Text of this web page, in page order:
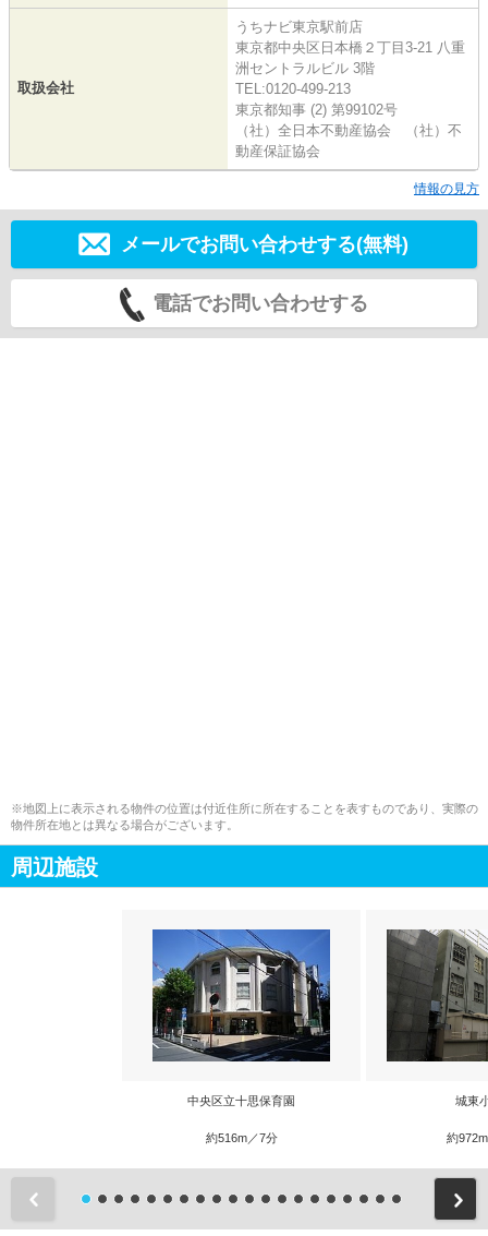
取扱会社
うちナビ東京駅前店
東京都中央区日本橋２丁目3-21 八重
洲セントラルビル 3階
TEL:0120-499-213
東京都知事 (2) 第99102号
（社）全日本不動産協会 （社）不
動産保証協会
情報の見方
メールでお問い合わせする(無料)
電話でお問い合わせする
※地図上に表示される物件の位置は付近住所に所在することを表すものであり、実際の
物件所在地とは異なる場合がございます。
周辺施設
中央区立十思保育園
約516m／7分
城東
約